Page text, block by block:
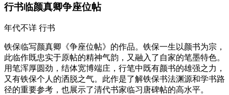
行书临颜真卿争座位帖
年代不详 行书
铁保临写颜真卿《争座位帖》的作品。铁保一生以颜书为宗，
此临作既忠实于原帖的精神气韵，又融入了自家的笔墨特色。
用笔浑厚圆劲，结体宽博端庄，行笔中既有颜书的雄强之力，
又有铁保个人的洒脱之气。此作是了解铁保书法渊源和学书路
径的重要参考，也展示了清代书家临习唐碑帖的高水平。